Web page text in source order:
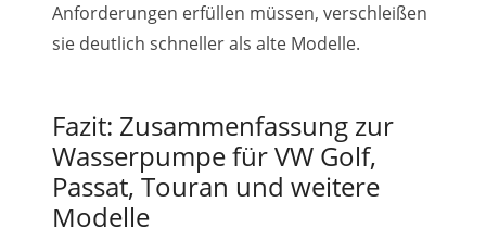
Anforderungen erfüllen müssen, verschleißen
sie deutlich schneller als alte Modelle.
Fazit: Zusammenfassung zur
Wasserpumpe für VW Golf,
Passat, Touran und weitere
Modelle